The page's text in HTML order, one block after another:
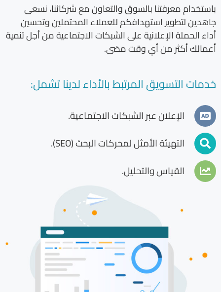
باستخدام معرفتنا بالسوق والتعاون مع شركائنا، نسعى
جاهدين لتطوير استهدافكم للعملاء المحتملين وتحسين
أداء الحملة الإعلانية على الشبكات الاجتماعية من أجل تنمية
أعمالك أكثر من أي وقت مضى.
خدمات التسويق المرتبط بالأداء لدينا تشمل:
الإعلان عبر الشبكات الاجتماعية.
التهيئة الأمثل لمحركات البحث (SEO).
القياس والتحليل.